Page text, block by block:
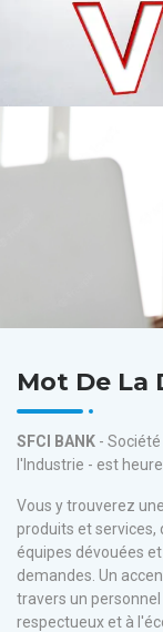
Mot De La
SFCI BANK -
l'Industrie - est
Vous y trouverez
produits et services,
équipes dévouées
demandes. Un
travers un personnel
respectueux et à